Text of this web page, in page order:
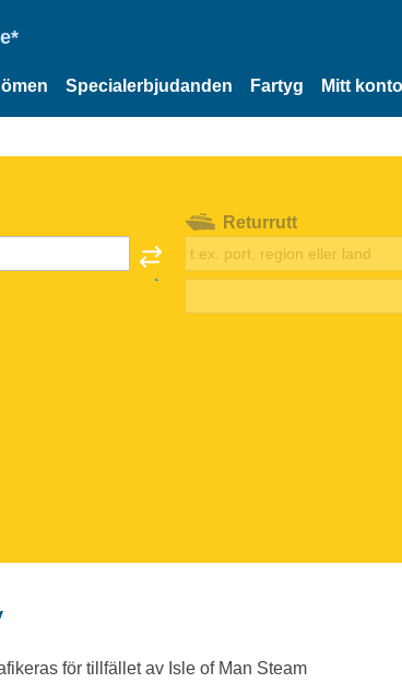
Specialerbjudanden Fartyg Mitt konto
Returrutt
för tillfället av Isle of Man Steam